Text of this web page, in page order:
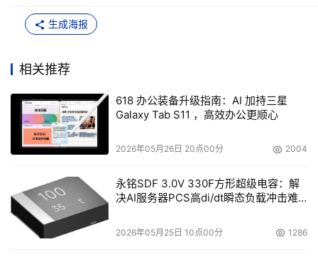
IBM提供的解决方案实现统一镜像管理，有效解决了上述难
题。
计划和评估Windows Vista的升级
Windows Vista的升级项目首先需要进行计划和评估，总结
起来可使用以下策略：
l 基于现有桌面机和笔记本电脑硬件更新计划进行升
级，即新购硬件使用Windows Vista，老硬件逐渐淘
汰。
生成海报
相关推荐
618 办公装备升级指南：AI 加持三星
Galaxy Tab S11 ，高效办公更顺心
2026年05月26日 20点00分 2004
永铭SDF 3.0V 330F方形超级电容：解
决AI服务器PCS高di/dt瞬态负载冲击难
2026年05月25日 10点00分 1286